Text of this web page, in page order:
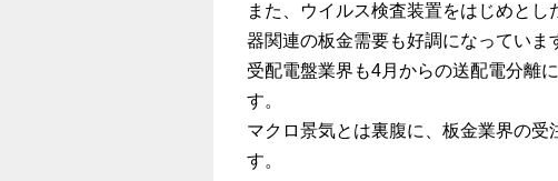
また、ウイルス検査装置をはじめと
器関連の板金需要も好調になっていま
受配電盤業界も4月からの送配電分離
す。
マクロ景気とは裏腹に、板金業界の受
す。